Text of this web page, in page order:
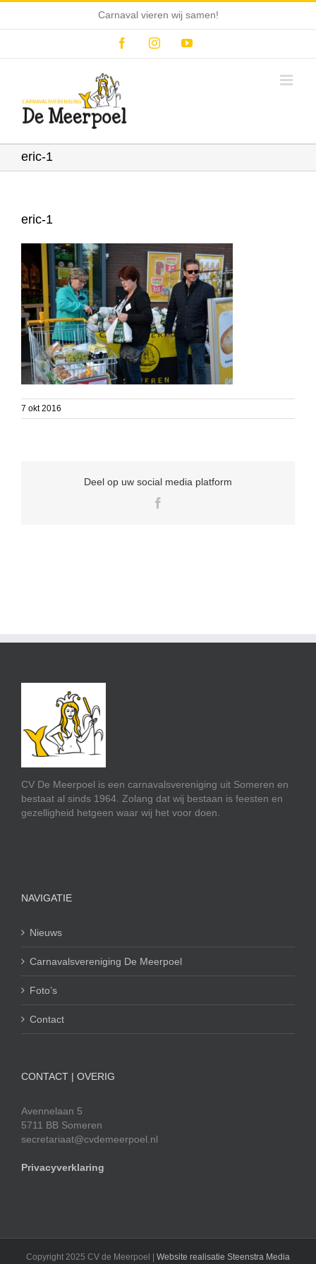
Carnaval vieren wij samen!
FacebookInstagramYouTube
eric-1
eric-1
7 okt 2016
Deel op uw social media platform
CV De Meerpoel is een carnavalsvereniging uit Someren en
bestaat al sinds 1964. Zolang dat wij bestaan is feesten en
gezelligheid hetgeen waar wij het voor doen.
NAVIGATIE
Nieuws
Carnavalsvereniging De Meerpoel
Foto’s
Contact
CONTACT | OVERIG
Avennelaan 5
5711 BB Someren
secretariaat@cvdemeerpoel.nl
Privacyverklaring
Copyright 2025 CV de Meerpoel | Website realisatie Steenstra Media